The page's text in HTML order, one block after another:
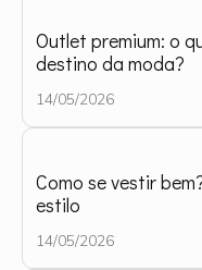
Outlet premium: o
destino da moda?
14/05/2026
Como se vestir
estilo
14/05/2026